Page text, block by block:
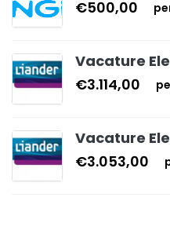
€500,00
Vacature
€3.114,00
Vacature
€3.053,00